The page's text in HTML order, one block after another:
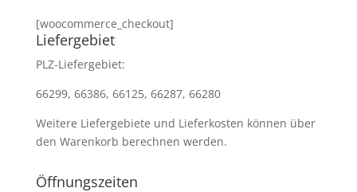
[woocommerce_checkout]
Liefergebiet
PLZ-Liefergebiet:
66299, 66386, 66125, 66287, 66280
Weitere Liefergebiete und Lieferkosten können über
den Warenkorb berechnen werden.
Öffnungszeiten